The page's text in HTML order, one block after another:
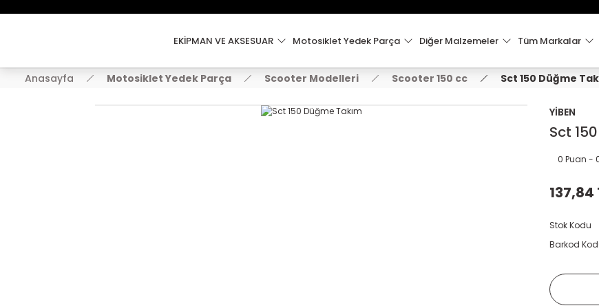
2000 TL VE ÜZERİ KARGO ÜCRETSİZ !
EKİPMAN VE AKSESUAR Motosiklet Yedek Parça Diğer Malzemeler Tüm Markalar
Anasayfa Motosiklet Yedek Parça Scooter Modelleri Scooter 150 cc Sct 150 Düğme
YİBEN
Sct
0 Puan -
137,84
Stok Kodu
Barkod